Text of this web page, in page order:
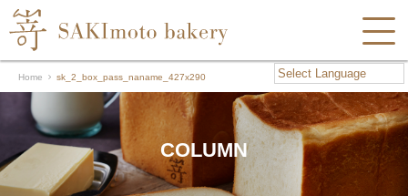
Home sk_2_box_pass_naname_427x290
COLUMN